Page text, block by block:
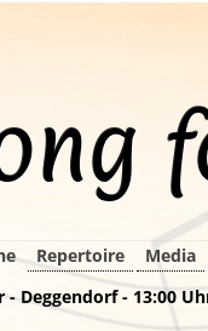
Repertoire Media
- Deggendorf - 13:00